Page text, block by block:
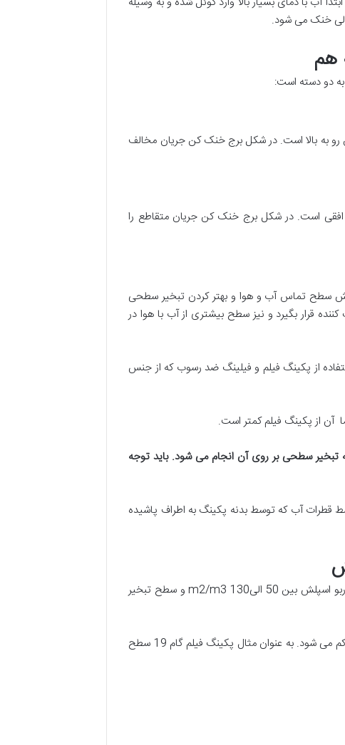
خنک می شود.
هم
دو دسته است:
رو به بالا است. در شکل برج خنک کن جریان مخالف
افقی است. در شکل برج خنک کن جریان متقاطع را
سطح تماس آب و هوا و بهتر کردن تبخیر سطحی
قرار بگیرد و نیز سطح بیشتری از آب با هوا در
از پکینگ فیلم و فیلینگ ضد رسوب که از جنس
آن از پکینگ فیلم کمتر است.
تبخیر سطحی بر روی آن انجام می شود. باید توجه
آب که توسط بدنه پکینگ به اطراف پاشیده
به صورت کلی سطح مفید تبخیر در فیلینگ نت اسپلش مدل NC20-25، گرید اسپلش، اسپلش بار، رندوم اسپلش و توربو اسپلش بین 50 الیm2/m3 130 و سطح تبخیر
در پکینگ یا فیلینگ فیلم، با افزایش گام پکینگ، سطح مفید تبخیر کاهش می یابد اما در عین حال احتمال گرفتگی نیز کم می شود. به عنوان مثال پکینگ فیلم گام 19 سطح